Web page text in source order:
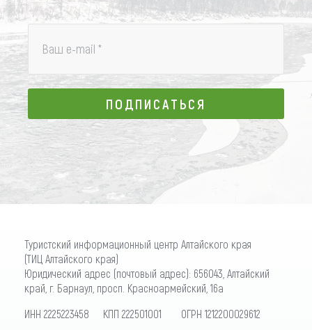
Ваш e-mail *
ПОДПИСАТЬСЯ
ПОДПИСАТЬСЯ
Туристский информационный центр Алтайского края
(ТИЦ Алтайского края)
Юридический адрес (почтовый адрес): 656043, Алтайский
край, г. Барнаул, просп. Красноармейский, 16а
ИНН 2225223458 КПП 222501001 ОГРН 1212200029612